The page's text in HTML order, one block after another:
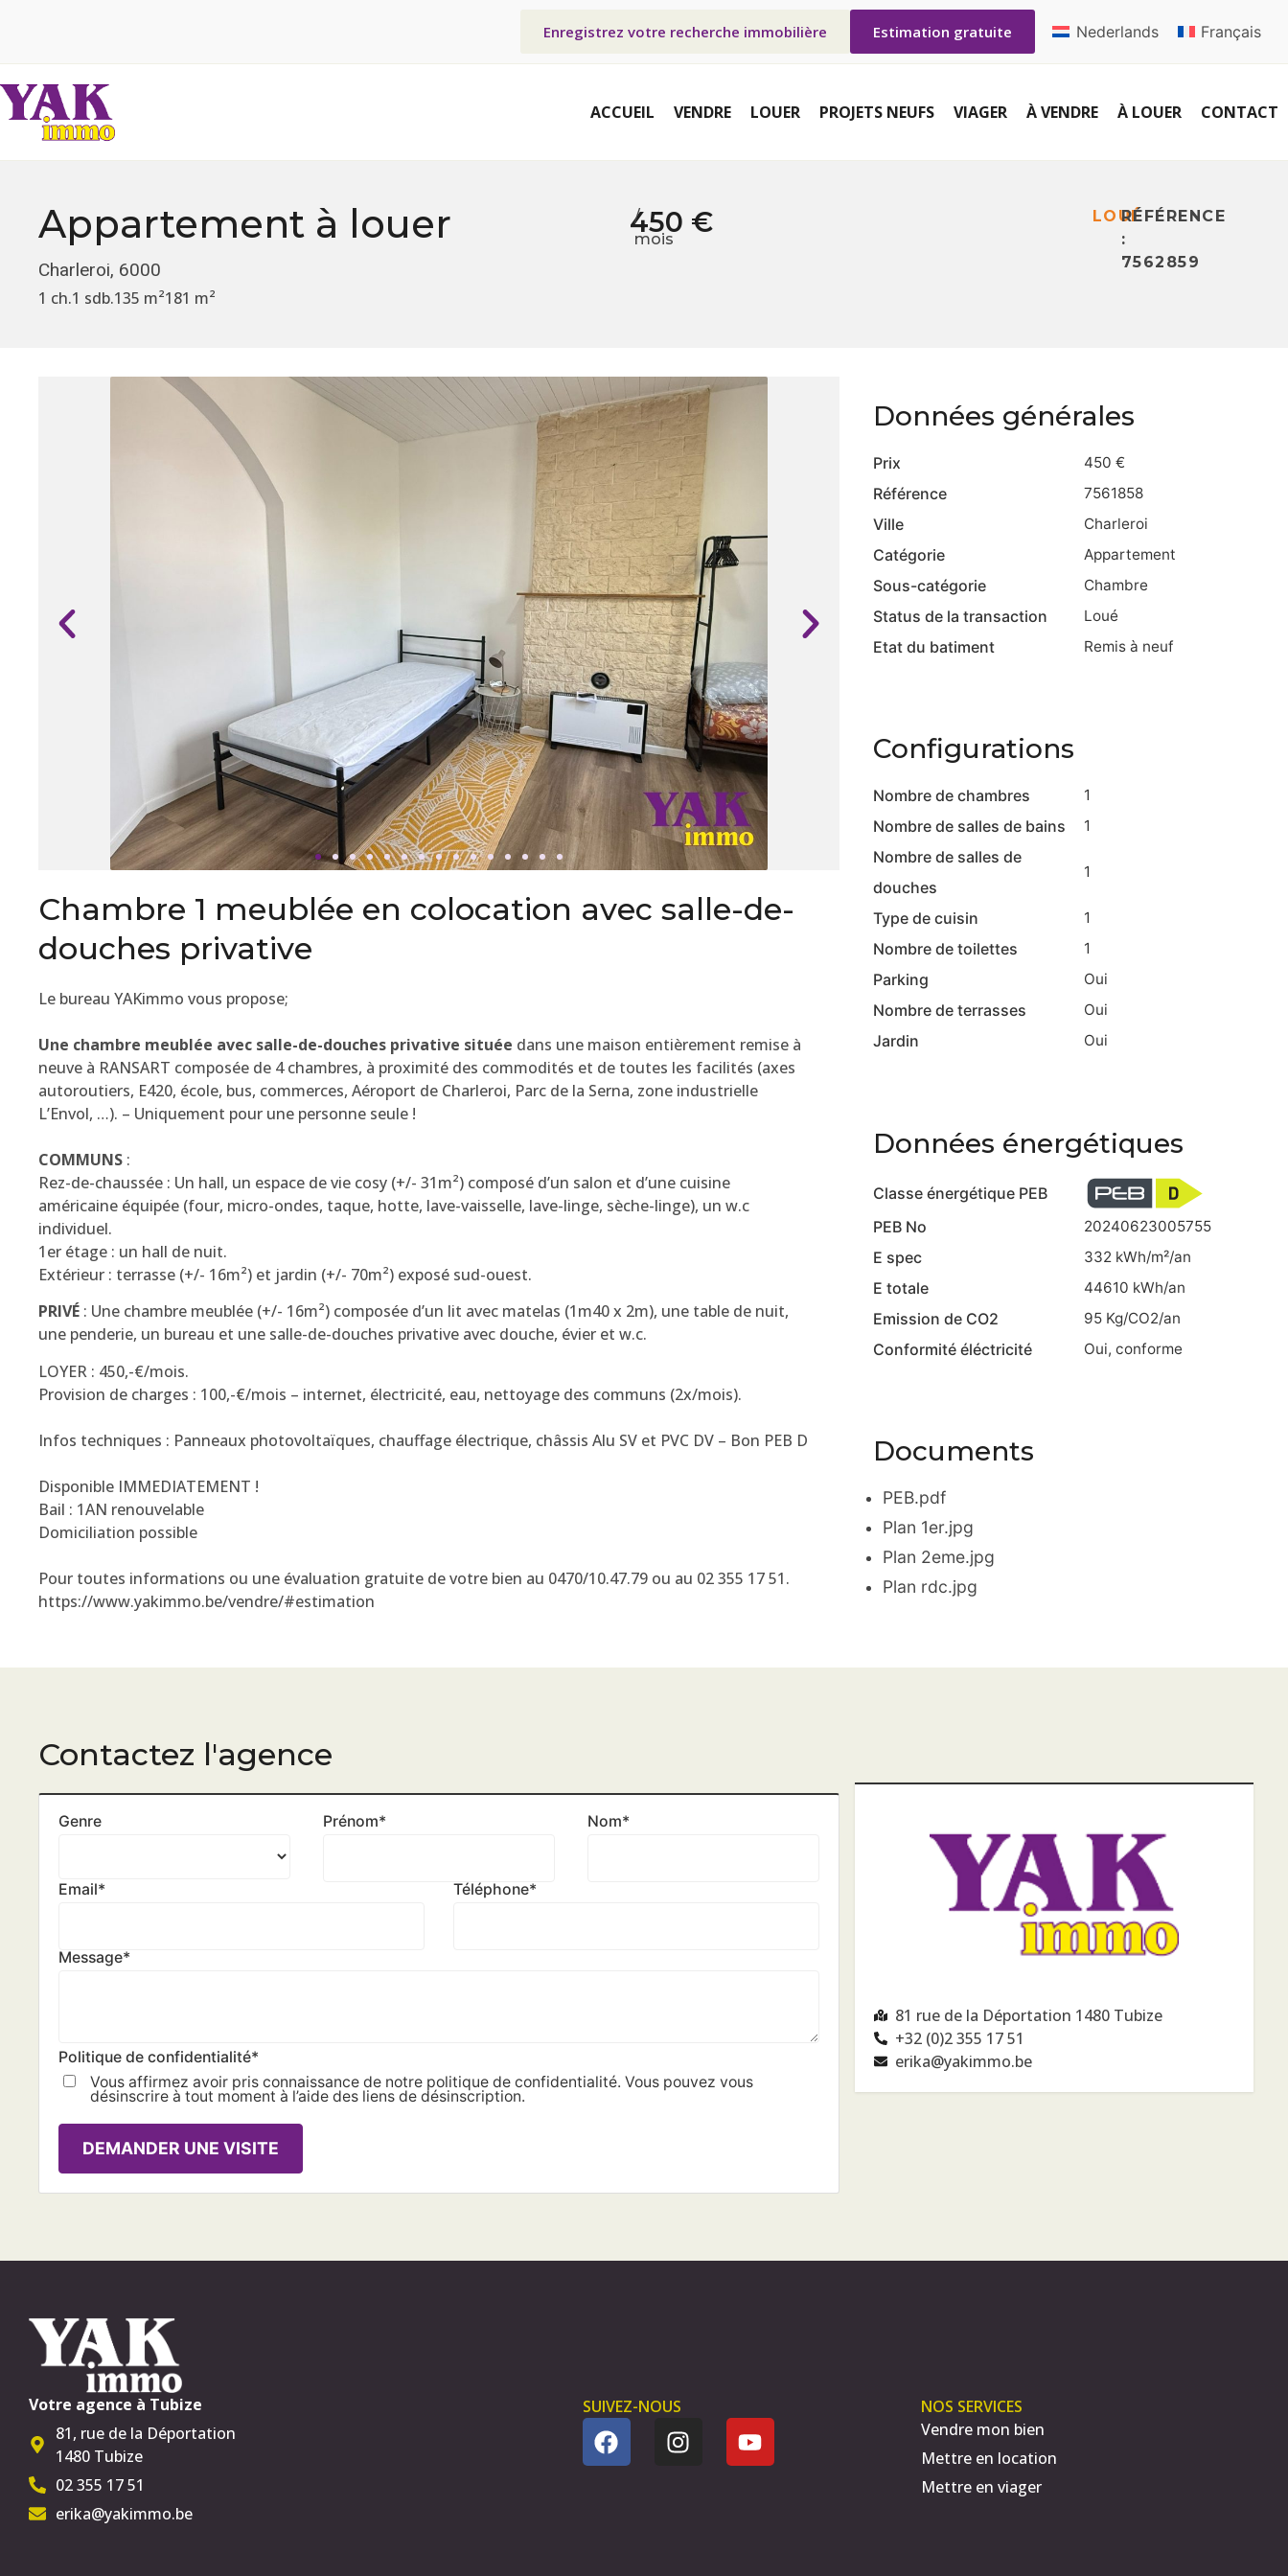
Enregistrez votre recherche immobilière Estimation gratuite Nederlands Français
ACCUEIL VENDRE LOUER PROJETS NEUFS VIAGER À VENDRE À LOUER CONTACT
Appartement à louer
Charleroi, 6000
1 ch.1 sdb.135 m²181 m²
450 €
/
mois
LOUÉRÉFÉRENCE
:
7562859
Chambre 1 meublée en colocation avec salle-de-
douches privative
Le bureau YAKimmo vous propose;
Une chambre meublée avec salle-de-douches privative située dans une maison entièrement remise à
neuve à RANSART composée de 4chambres, à proximité des commodités et de toutes les facilités (axes
autoroutiers, E420, école, bus, commerces, Aéroport de Charleroi, Parc de la Serna, zone industrielle
L’Envol, …). – Uniquement pour une personne seule !
COMMUNS :
Rez-de-chaussée : Un hall, un espace de vie cosy (+/- 31m²) composé d’un salon et d’une cuisine
américaine équipée (four, micro-ondes, taque, hotte, lave-vaisselle, lave-linge, sèche-linge), un w.c
individuel.
1er étage : un hall de nuit.
Extérieur : terrasse (+/- 16m²) et jardin (+/- 70m²) exposé sud-ouest.
PRIVÉ : Une chambre meublée (+/- 16m²) composée d’un lit avec matelas (1m40 x 2m), une table de nuit,
une penderie, un bureau et une salle-de-douches privative avec douche, évier et w.c.
LOYER : 450,-€/mois.
Provision de charges : 100,-€/mois – internet, électricité, eau, nettoyage des communs (2x/mois).
Infos techniques : Panneaux photovoltaïques, chauffage électrique, châssis Alu SV et PVC DV – Bon PEB D
Disponible IMMEDIATEMENT !
Bail : 1AN renouvelable
Domiciliation possible
Pour toutes informations ou une évaluation gratuite de votre bien au 0470/10.47.79 ou au 02 355 17 51.
https://www.yakimmo.be/vendre/#estimation
Données générales
Prix 450 €
Référence 7561858
Ville Charleroi
Catégorie Appartement
Sous-catégorie Chambre
Status de la transaction Loué
Etat du batiment Remis à neuf
Configurations
Nombre de chambres 1
Nombre de salles de bains 1
Nombre de salles de
douches
1
Type de cuisin 1
Nombre de toilettes 1
Parking Oui
Nombre de terrasses Oui
Jardin Oui
Données énergétiques
Classe énergétique PEB
PEB No
20240623005755
E spec 332 kWh/m²/an
E totale 44610 kWh/an
Emission de CO2 95Kg/CO2/an
Conformité éléctricité oui, conforme
Documents
PEB.pdf
Plan 1er.jpg
Plan 2eme.jpg
Plan rdc.jpg
Contactez l'agence
Genre Prénom* Nom*
Email* Téléphone*
Message*
Politique de confidentialité*
Vous affirmez avoir pris connaissance de notre politique de confidentialité. Vous pouvez vous
désinscrire à tout moment à l’aide des liens de désinscription.
DEMANDER UNE VISITE
81 rue de la Déportation 1480 Tubize
+32 (0)2 355 17 51
erika@yakimmo.be
Votre agence à Tubize
81, rue de la Déportation
1480 Tubize
02 355 17 51
erika@yakimmo.be
SUIVEZ-NOUS
NOS SERVICES
Vendre mon bien
Mettre en location
Mettre en viager